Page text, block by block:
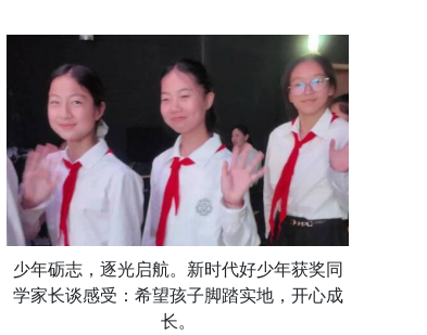
少年砺志，逐光启航。新时代好少年获奖同
学家长谈感受：希望孩子脚踏实地，开心成
长。